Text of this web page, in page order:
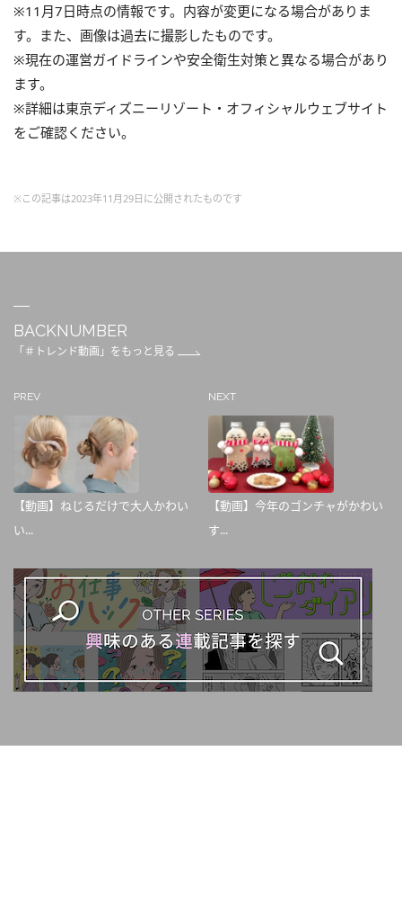
※11月7日時点の情報です。内容が変更になる場合がありま
す。また、画像は過去に撮影したものです。
※現在の運営ガイドラインや安全衛生対策と異なる場合があり
ます。
※詳細は東京ディズニーリゾート・オフィシャルウェブサイト
をご確認ください。
※この記事は2023年11月29日に公開されたものです
BACKNUMBER
「＃トレンド動画」をもっと見る
PREV
【動画】ねじるだけで大人かわい
い...
NEXT
【動画】今年のゴンチャがかわい
す...